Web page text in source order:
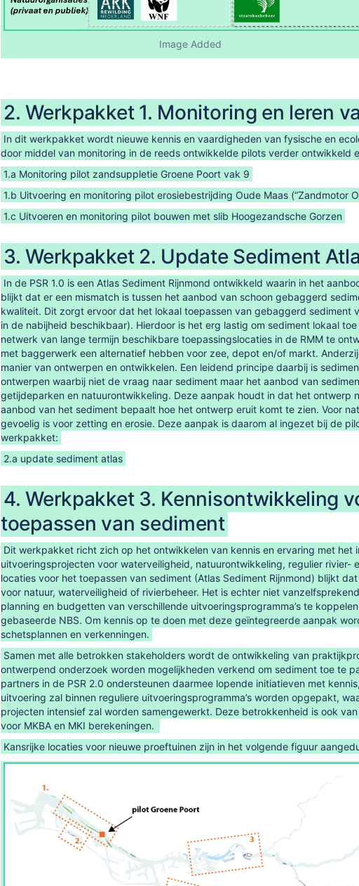
Image Added
2. Werkpakket 1. Monitoring en leren
In dit werkpakket wordt nieuwe kennis en vaardigheden van fysische en
door middel van monitoring in de reeds ontwikkelde pilots verder
1.a Monitoring pilot zandsuppletie Groene Poort vak 9
1.b Uitvoering en monitoring pilot erosiebestrijding Oude Maas (“Zandmotor
1.c Uitvoeren en monitoring pilot bouwen met slib Hoogezandsche Gorzen
3. Werkpakket 2. Update Sediment
In de PSR 1.0 is een Atlas Sediment Rijnmond ontwikkeld waarin in het
blijkt dat er een mismatch is tussen het aanbod van schoon gebaggerd
kwaliteit. Dit zorgt ervoor dat het lokaal toepassen van gebaggerd
in de nabijheid beschikbaar). Hierdoor is het erg lastig om sediment lokaal
netwerk van lange termijn beschikbare toepassingslocaties in de RMM te
met baggerwerk een alternatief hebben voor zee, depot en/of markt.
manier van ontwerpen en ontwikkelen. Een leidend principe daarbij is
ontwerpen waarbij niet de vraag naar sediment maar het aanbod van
getijdeparken en natuurontwikkeling. Deze aanpak houdt in dat het
aanbod van het sediment bepaalt hoe het ontwerp eruit komt te zien. Voor
gevoelig is voor zetting en erosie. Deze aanpak is daarom al ingezet bij de
werkpakket:
2.a update sediment atlas
4. Werkpakket 3. Kennisontwikkeling
toepassen van sediment
Dit werkpakket richt zich op het ontwikkelen van kennis en ervaring met
uitvoeringsprojecten voor waterveiligheid, natuurontwikkeling, regulier
locaties voor het toepassen van sediment (Atlas Sediment Rijnmond) blijkt
voor natuur, waterveiligheid of rivierbeheer. Het is echter niet
planning en budgetten van verschillende uitvoeringsprogramma’s te
gebaseerde NBS. Om kennis op te doen met deze geïntegreerde aanpak
schetsplannen en verkenningen.
Samen met alle betrokken stakeholders wordt de ontwikkeling van
ontwerpend onderzoek worden mogelijkheden verkend om sediment toe te
partners in de PSR 2.0 ondersteunen daarmee lopende initiatieven met
uitvoering zal binnen reguliere uitvoeringsprogramma’s worden opgepakt,
projecten intensief zal worden samengewerkt. Deze betrokkenheid is ook
voor MKBA en MKI berekeningen.
Kansrijke locaties voor nieuwe proeftuinen zijn in het volgende figuur